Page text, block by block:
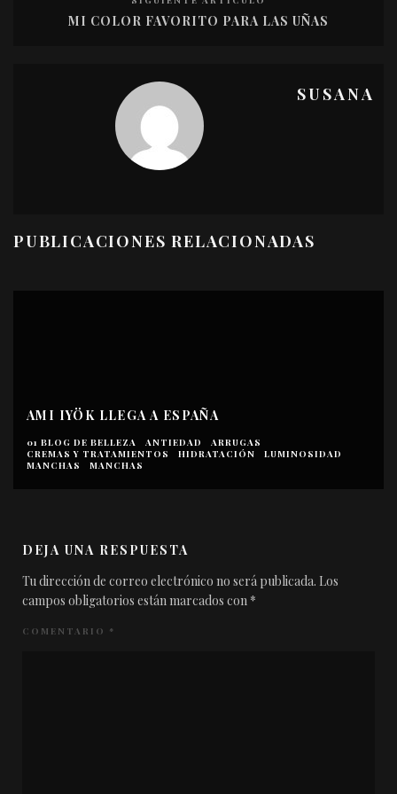
MI COLOR FAVORITO PARA LAS UÑAS
SUSANA
PUBLICACIONES RELACIONADAS
AMI IYÖK LLEGA A ESPAÑA
01 BLOG DE BELLEZA ANTIEDAD
ARRUGAS
CREMAS Y TRATAMIENTOS
HIDRATACIÓN
LUMINOSIDAD
MANCHAS
MANCHAS
DEJA UNA RESPUESTA
Tu dirección de correo electrónico no será publicada. Los
campos obligatorios están marcados con *
COMENTARIO *